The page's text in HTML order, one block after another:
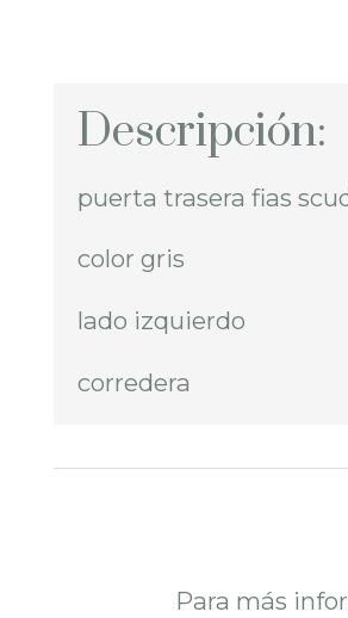
Descripción:
puerta trasera fias
color gris
lado izquierdo
corredera
Para más